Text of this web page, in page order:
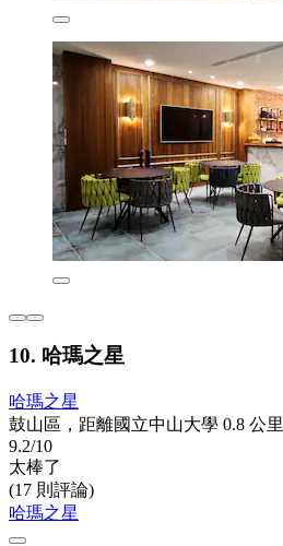
10. 哈瑪之星
哈瑪之星
鼓山區，距離國立中山大學 0.8 公里
9.2/10
太棒了
(17 則評論)
哈瑪之星